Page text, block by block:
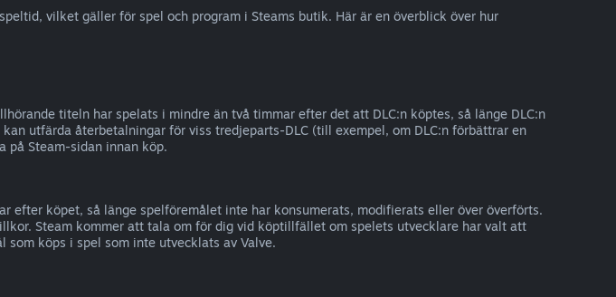
vilket gäller för spel och program i Steams butik. Här är en överblick över hur
titeln har spelats i mindre än två timmar efter det att DLC:n köptes, så länge DLC:n
utfärda återbetalningar för viss tredjeparts-DLC (till exempel, om DLC:n förbättrar en
på Steam-sidan innan köp.
köpet, så länge spelföremålet inte har konsumerats, modifierats eller över överförts.
Steam kommer att tala om för dig vid köptillfället om spelets utvecklare har valt att
köps i spel som inte utvecklats av Valve.